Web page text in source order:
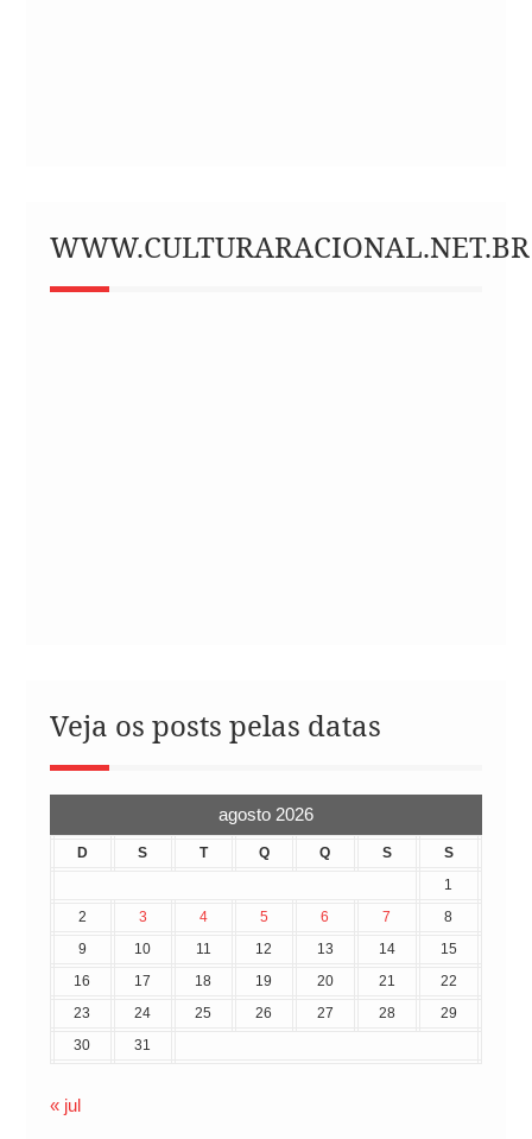
WWW.CULTURARACIONAL.NET.BR
Veja os posts pelas datas
agosto 2026
D S T Q Q S
S
1
2
3 4 5 6 7
8
9
10 11 12 13 14
15
16
17 18 19 20 21
22
23
24 25 26 27 28
29
30
31
« jul